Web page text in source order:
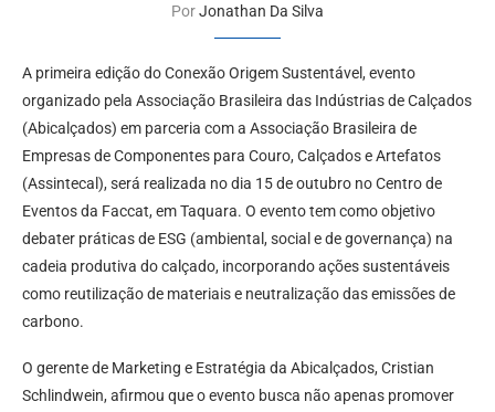
PorJonathan Da Silva
A primeira edição do Conexão Origem Sustentável, evento
organizado pela Associação Brasileira das Indústrias de Calçados
(Abicalçados) em parceria com a Associação Brasileira de
Empresas de Componentes para Couro, Calçados e Artefatos
(Assintecal), será realizada no dia 15 de outubro no Centro de
Eventos da Faccat, em Taquara. O evento tem como objetivo
debater práticas de ESG (ambiental, social e de governança) na
cadeia produtiva do calçado, incorporando ações sustentáveis
como reutilização de materiais e neutralização das emissões de
carbono.
O gerente de Marketing e Estratégia da Abicalçados, Cristian
Schlindwein, afirmou que o evento busca não apenas promover